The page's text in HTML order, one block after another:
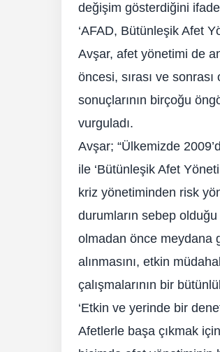
değişim gösterdiğini
‘AFAD, Bütünleşik Afet
Avşar, afet yönetimi de
öncesi, sırası ve
sonuçlarının birçoğu
vurguladı.
Avşar; “Ülkemizde
ile ‘Bütünleşik Afet
kriz yönetiminden risk
durumların sebep
olmadan önce meydana
alınmasını, etkin
çalışmalarının bir
‘Etkin ve yerinde bir
Afetlerle başa çıkmak